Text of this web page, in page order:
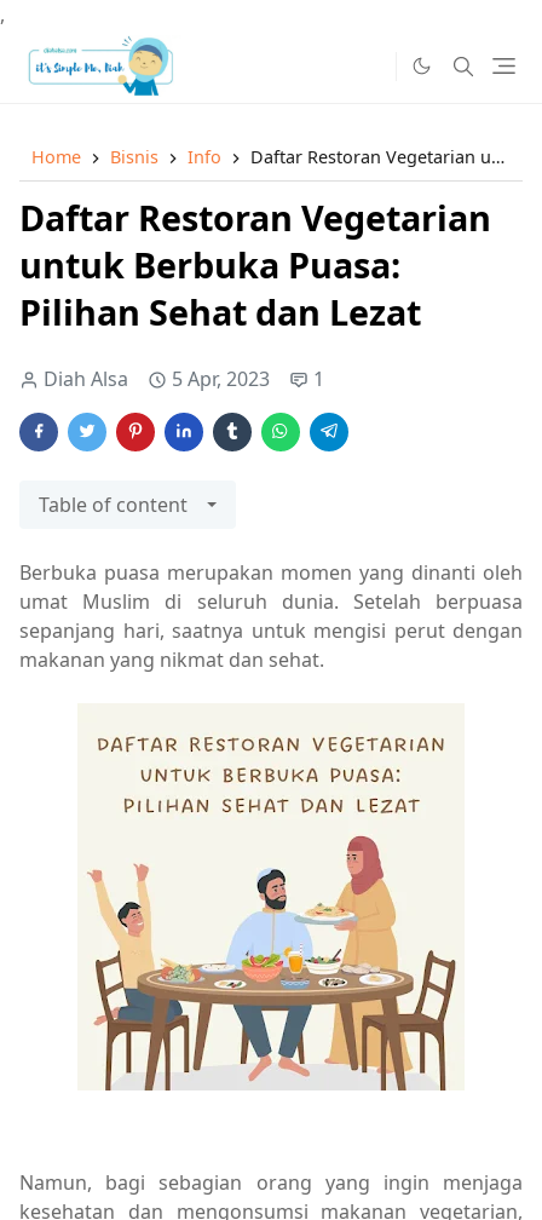
,
Home Bisnis Info Daftar Restoran Vegetarian untuk Berbuka Puasa: Pilihan Sehat dan Lezat
Daftar Restoran Vegetarian
untuk Berbuka Puasa:
Pilihan Sehat dan Lezat
Diah Alsa 5 Apr, 2023 1
Table of content
Berbuka puasa merupakan momen yang dinanti oleh
umat Muslim di seluruh dunia. Setelah berpuasa
sepanjang hari, saatnya untuk mengisi perut dengan
makanan yang nikmat dan sehat.
Namun, bagi sebagian orang yang ingin menjaga
kesehatan dan mengonsumsi makanan vegetarian,